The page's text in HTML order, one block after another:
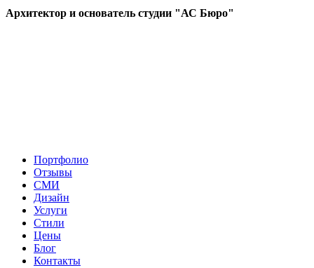
Архитектор и основатель студии "АС Бюро"
Портфолио
Отзывы
СМИ
Дизайн
Услуги
Стили
Цены
Блог
Контакты